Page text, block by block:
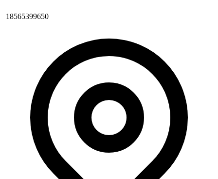
18565399650